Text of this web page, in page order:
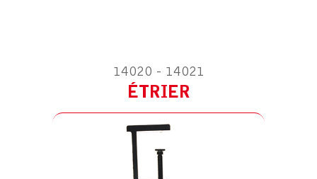
14020 - 14021
ÉTRIER
ÉQUERRE MURALE